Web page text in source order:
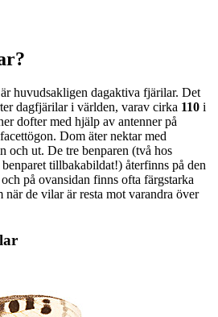
huvudsakligen dagaktiva fjärilar. Det
dagfjärilar i världen, varav cirka 110 i
dofter med hjälp av antenner på
Dom äter nektar med
och ut. De tre benparen (två hos
tillbakabildat!) återfinns på den
på ovansidan finns ofta färgstarka
när de vilar är resta mot varandra över